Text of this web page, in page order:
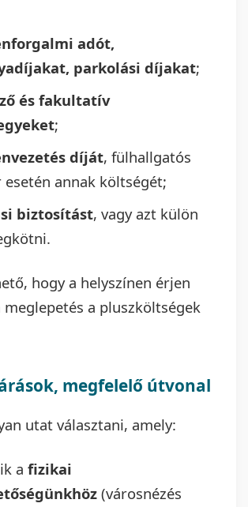
adót,
parkolási díjakat;
és fakultatív
;
díját, fülhallgatós
esetén annak költségét;
biztosítást, vagy azt külön
hogy a helyszínen érjen
a pluszköltségek
megfelelő útvonal
utat választani, amely:
a fizikai
(városnézés